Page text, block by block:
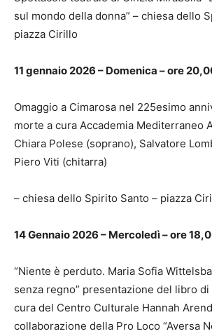
sul mondo della donna” – chiesa dello
piazza Cirillo
11 gennaio 2026 – Domenica – ore
Omaggio a Cimarosa nel 225esimo
morte a cura Accademia Mediterraneo
Chiara Polese (soprano), Salvatore
Piero Viti (chitarra)
– chiesa dello Spirito Santo – piazza
14 Gennaio 2026 – Mercoledì – ore
“Niente è perduto. Maria Sofia
senza regno” presentazione del libro di
cura del Centro Culturale Hannah
collaborazione della Pro Loco “Aversa